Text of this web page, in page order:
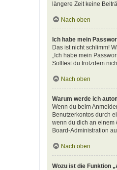
längere Zeit keine
Nach oben
Ich habe mein
Das ist nicht schlimm!
„Ich habe mein
Solltest du trotzdem
Nach oben
Warum werde ich
Wenn du beim
Benutzerkontos durch
wenn du dich an einem
Board-Administration
Nach oben
Wozu ist die Funktion